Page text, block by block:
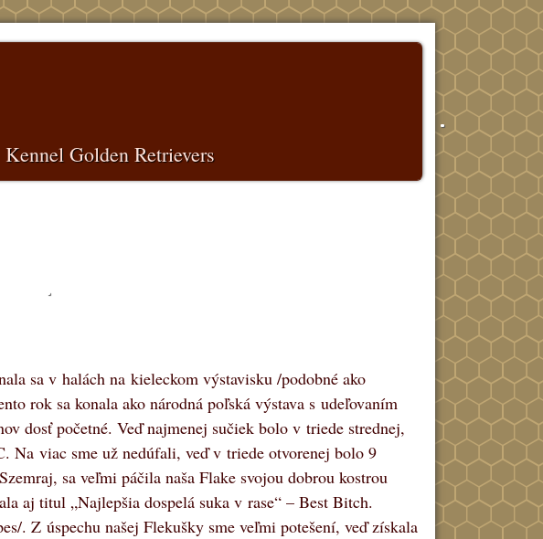
Kennel Golden Retrievers
sa v halách na kieleckom výstavisku /podobné ako
rok sa konala ako národná poľská výstava s udeľovaním
dosť početné. Veď najmenej sučiek bolo v triede strednej,
Na viac sme už nedúfali, veď v triede otvorenej bolo 9
sa veľmi páčila naša Flake svojou dobrou kostrou
aj titul „Najlepšia dospelá suka v rase“ – Best Bitch.
. Z úspechu našej Flekušky sme veľmi potešení, veď získala